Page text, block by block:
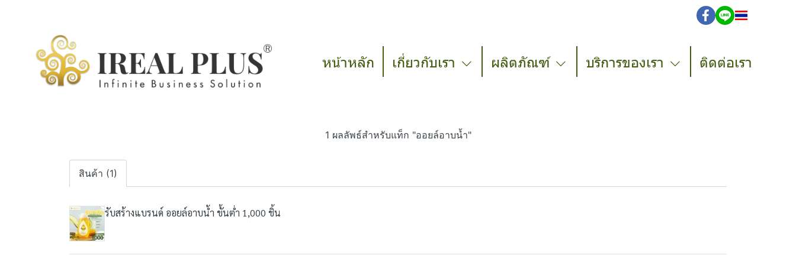
หน้าหลัก เกี่ยวกับเรา ผลิตภัณฑ์ บริการของเรา ติดต่อเรา
1 ผลลัพธ์สำหรับแท็ก "ออยล์อาบน้ำ"
สินค้า (1)
รับสร้างแบรนด์ ออยล์อาบน้ำ ขั้นต่ำ 1,000 ชิ้น